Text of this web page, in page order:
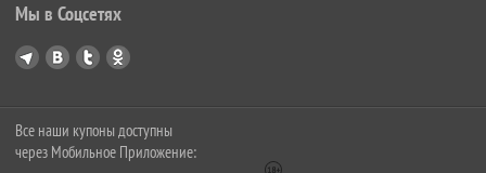
Мы в Соцсетях
Все наши купоны доступны
через Мобильное Приложение: